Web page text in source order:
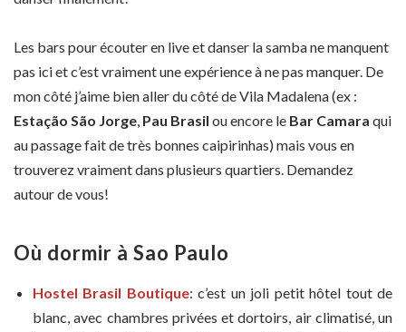
Les bars pour écouter en live et danser la samba ne manquent
pas ici et c’est vraiment une expérience à ne pas manquer. De
mon côté j’aime bien aller du côté de Vila Madalena (ex :
Estação São Jorge, Pau Brasil ou encore le Bar Camara qui
au passage fait de très bonnes caipirinhas) mais vous en
trouverez vraiment dans plusieurs quartiers. Demandez
autour de vous!
Où dormir à Sao Paulo
Hostel Brasil Boutique: c’est un joli petit hôtel tout de
blanc, avec chambres privées et dortoirs, air climatisé, un